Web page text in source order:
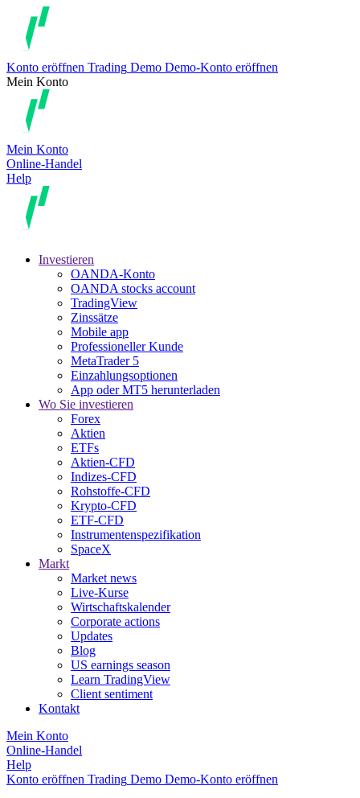
Konto eröffnen Trading Demo Demo-Konto eröffnen
Mein Konto
Mein Konto
Online-Handel
Help
Investieren
OANDA-Konto
OANDA stocks account
TradingView
Zinssätze
Mobile app
Professioneller Kunde
MetaTrader 5
Einzahlungsoptionen
App oder MT5 herunterladen
Wo Sie investieren
Forex
Aktien
ETFs
Aktien-CFD
Indizes-CFD
Rohstoffe-CFD
Krypto-CFD
ETF-CFD
Instrumentenspezifikation
SpaceX
Markt
Market news
Live-Kurse
Wirtschaftskalender
Corporate actions
Updates
Blog
US earnings season
Learn TradingView
Client sentiment
Kontakt
Mein Konto
Online-Handel
Help
Konto eröffnen Trading Demo Demo-Konto eröffnen